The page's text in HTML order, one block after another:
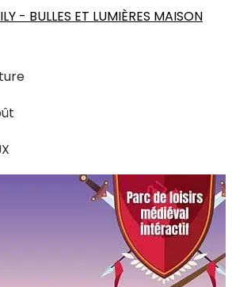
- BULLES ET LUMIÈRES MAISON